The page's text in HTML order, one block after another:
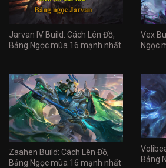
Jarvan IV Build: Cách Lên Đồ,
Bảng Ngọc mùa 16 mạnh nhất
Vex
Ngọc
Zaahen Build: Cách Lên Đồ,
Bảng Ngọc mùa 16 mạnh nhất
Bảng